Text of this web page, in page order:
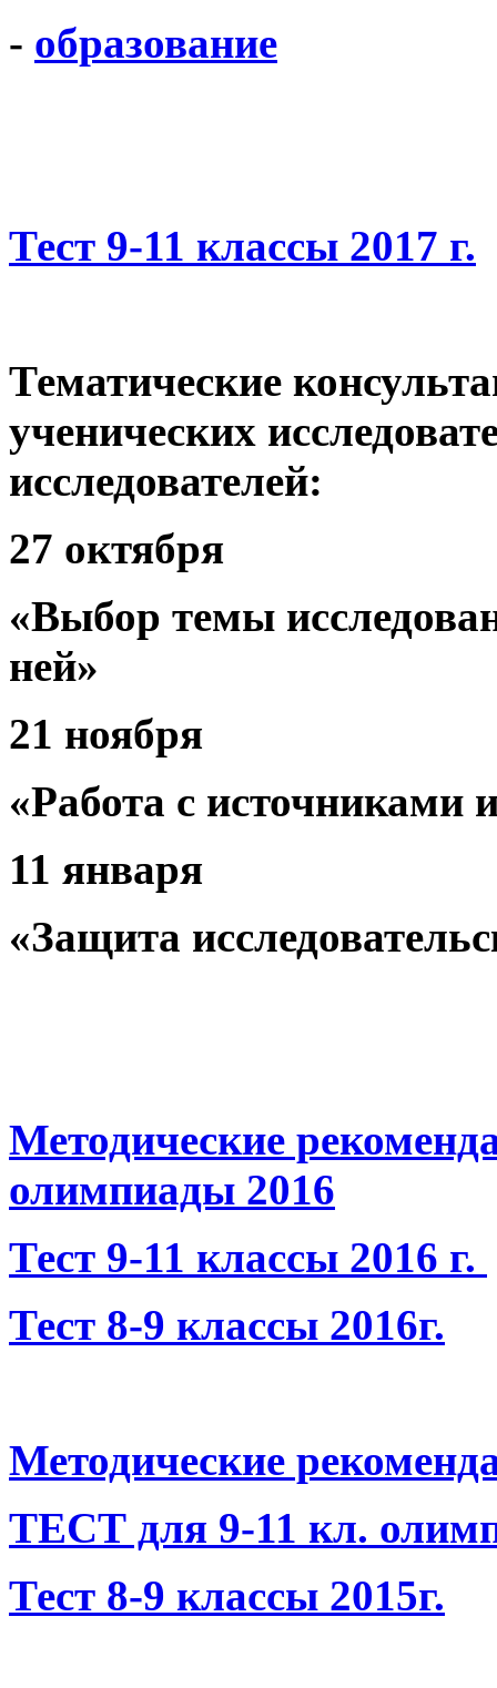
- образование
Тест 9-11 классы 2017 г.
Тематические
ученических
исследователей:
27 октября
«Выбор темы
ней»
21 ноября
«Работа с источниками
11 января
«Защита
Методические
олимпиады 2016
Тест 9-11 классы 2016 г.
Тест 8-9 классы 2016г.
Методические
ТЕСТ для 9-11 кл.
Тест 8-9 классы 2015г.